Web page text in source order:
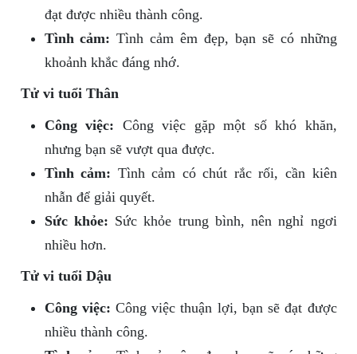
đạt được nhiều thành công.
Tình cảm: Tình cảm êm đẹp, bạn sẽ có những
khoảnh khắc đáng nhớ.
Tử vi tuổi Thân
Công việc: Công việc gặp một số khó khăn,
nhưng bạn sẽ vượt qua được.
Tình cảm: Tình cảm có chút rắc rối, cần kiên
nhẫn để giải quyết.
Sức khỏe: Sức khỏe trung bình, nên nghỉ ngơi
nhiều hơn.
Tử vi tuổi Dậu
Công việc: Công việc thuận lợi, bạn sẽ đạt được
nhiều thành công.